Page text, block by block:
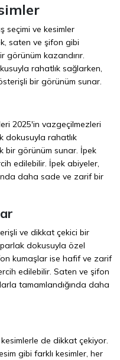
seçimi ve kesimler
saten ve şifon gibi
görünüm kazandırır.
rahatlık sağlarken,
bir görünüm sunar.
2025'in vazgeçilmezleri
dokusuyla rahatlık
bir görünüm sunar. İpek
edilebilir. İpek abiyeler,
daha sade ve zarif bir
ve dikkat çekici bir
dokusuyla özel
kumaşlar ise hafif ve zarif
edilebilir. Saten ve şifon
tamamlandığında daha
de dikkat çekiyor.
gibi farklı kesimler, her